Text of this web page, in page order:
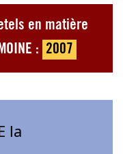
en matière
: 2007
la